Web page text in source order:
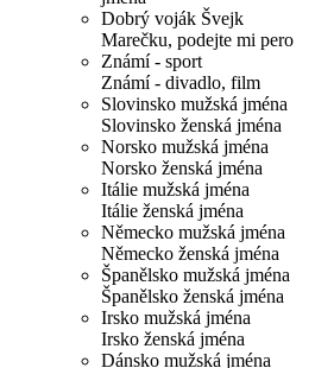
Dobrý voják Švejk
Marečku, podejte mi pero
Známí - sport
Známí - divadlo, film
Slovinsko mužská jména
Slovinsko ženská jména
Norsko mužská jména
Norsko ženská jména
Itálie mužská jména
Itálie ženská jména
Německo mužská jména
Německo ženská jména
Španělsko mužská jména
Španělsko ženská jména
Irsko mužská jména
Irsko ženská jména
Dánsko mužská jména